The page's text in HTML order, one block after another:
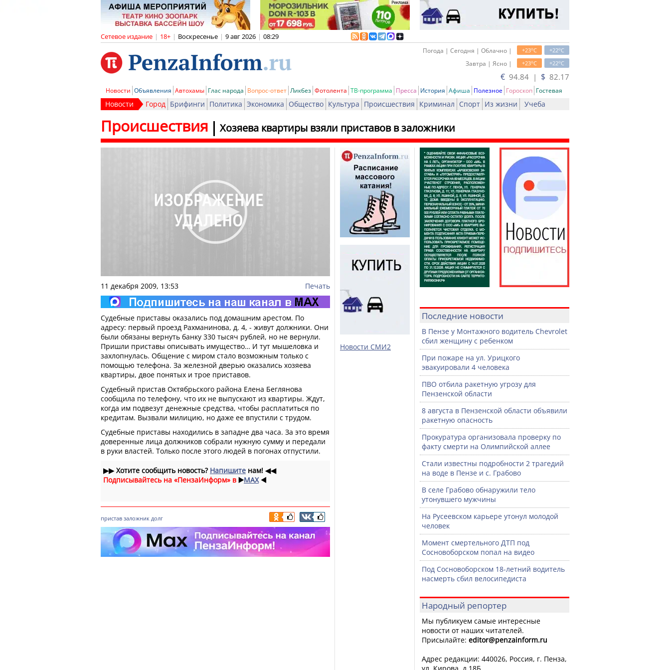
Сетевое издание | 18+ | Воскресенье | 9 авг 2026 | 08:29
+22oC
+23oC
Погода | Сегодня | Облачно |
+22oC
+23oC
Завтра | Ясно |
€ 94.84 | $ 82.17
Новости Объявления Автохамы Глас народа Вопрос-ответ Ликбез Фотолента ТВ-программа Пресса История Афиша Полезное Гороскоп Гостевая
Новости Город Брифинги Политика Экономика Общество Культура Происшествия Криминал Спорт Из жизни Учеба
Хозяева квартиры взяли приставов в заложники
Происшествия
11 декабря 2009, 13:53 Печать
Судебные приставы оказались под домашним арестом. По
адресу: первый проезд Рахманинова, д. 4, - живут должники. Они
были обязаны вернуть банку 330 тысяч рублей, но не вернули.
Пришли приставы описывать имущество… И тут мышеловка и
захлопнулась. Общение с миром стало возможным только с
помощью телефона. За железной дверью оказались хозяева
квартиры, двое понятых и трое приставов.
Судебный пристав Октябрьского района Елена Беглянова
сообщила по телефону, что их не выпускают из квартиры. Ждут,
когда им подвезут денежные средства, чтобы расплатиться по
кредитам. Вызвали милицию, но даже ее впустили с трудом.
Судебные приставы находились в западне два часа. За это время
доверенные лица должников собрали нужную сумму и передали
в руки властей. Только после этого людей в погонах отпустили.
▶▶Хотите сообщить новость? Напишите нам! ◀◀
Подписывайтесь на «ПензаИнформ» в ▶️MAX ◀️
пристав заложник долг
Новости СМИ2
Последние новости
В Пензе у Монтажного водитель Chevrolet
сбил женщину с ребенком
При пожаре на ул. Урицкого
эвакуировали 4 человека
ПВО отбила ракетную угрозу для
Пензенской области
8 августа в Пензенской области объявили
ракетную опасность
Прокуратура организовала проверку по
факту смерти на Олимпийской аллее
Стали известны подробности 2 трагедий
на воде в Пензе и с. Грабово
В селе Грабово обнаружили тело
утонувшего мужчины
На Русеевском карьере утонул молодой
человек
Момент смертельного ДТП под
Сосновоборском попал на видео
Под Сосновоборском 18-летний водитель
насмерть сбил велосипедиста
Народный репортер
Мы публикуем самые интересные
новости от наших читателей.
Присылайте: editor@penzainform.ru
Адрес редакции: 440026, Россия, г. Пенза,